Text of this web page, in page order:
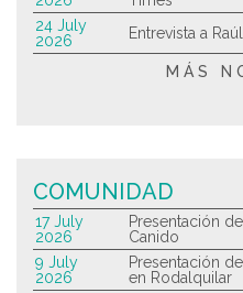
24 July
2026
Entrevista a
MÁS
COMUNIDAD
17 July
2026
Presentación
Canido
9 July
2026
Presentación
en Rodalquilar